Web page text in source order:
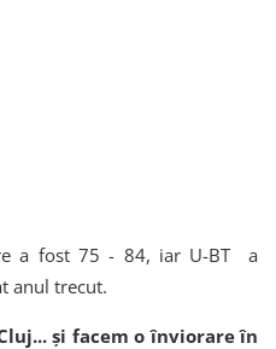
a fost 75 - 84, iar U-BT a
anul trecut.
și facem o înviorare în